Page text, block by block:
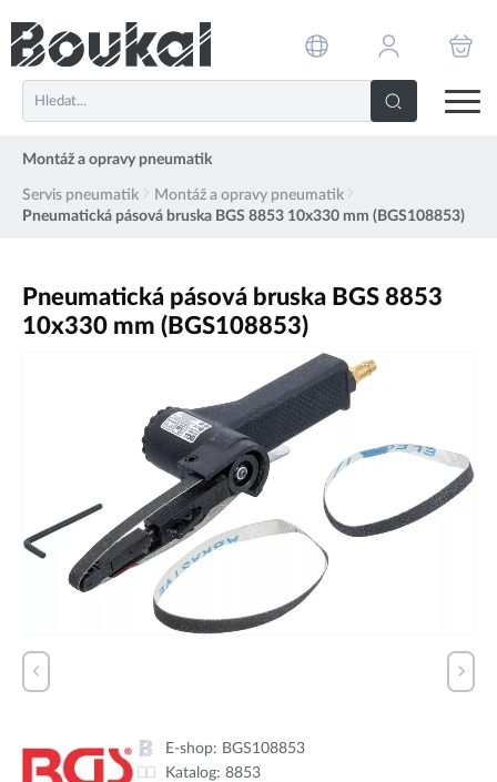
Montáž a opravy pneumatik
Servis pneumatik
Montáž a opravy pneumatik
Pneumatická pásová bruska BGS 8853 10x330 mm (BGS108853)
Pneumatická pásová bruska BGS 8853
10x330 mm (BGS108853)
E-shop: BGS108853
Katalog: 8853